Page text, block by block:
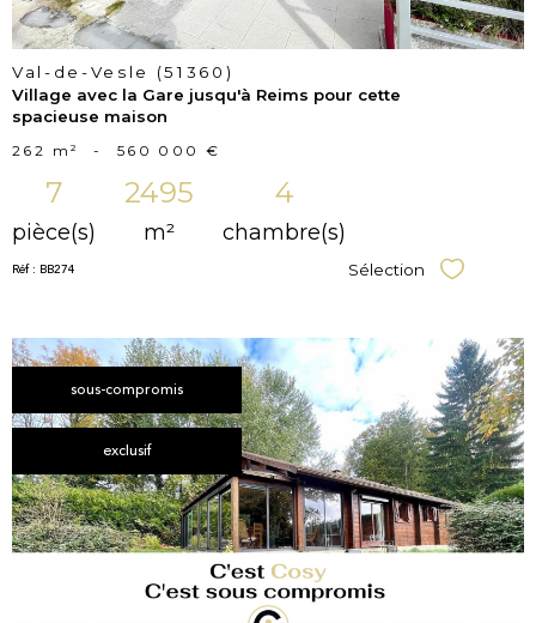
Val-de-Vesle (51360)
Village avec la Gare jusqu'à Reims pour cette
spacieuse maison
262 m² - 560 000 €
7
pièce(s)
2495
m²
4
chambre(s)
Réf : BB274 Sélection Sélectionner
sous-compromis
exclusif
voir le
bien